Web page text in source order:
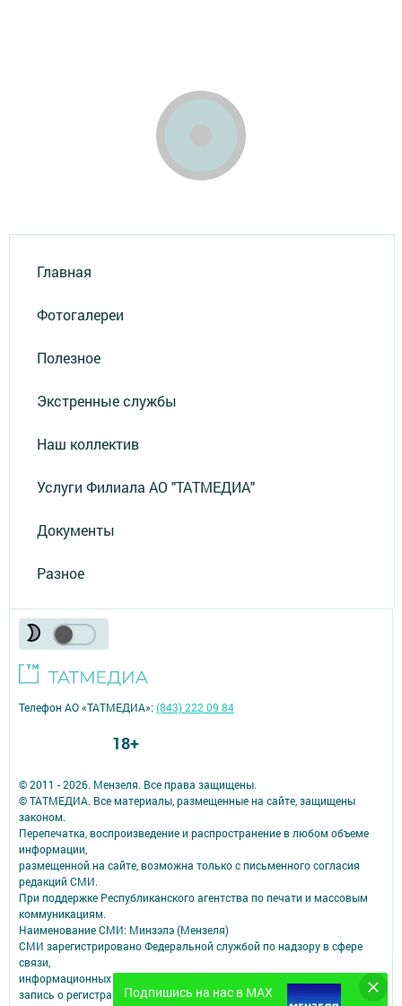
Главная
Фотогалереи
Полезное
Экстренные службы
Наш коллектив
Услуги Филиала АО "ТАТМЕДИА"
Документы
Разное
Подпишись на нас в MAX
© 2011 - 2026. Мензеля. Все права защищены.
© ТАТМЕДИА. Все материалы, размещенные на сайте, защищены
законом.
Перепечатка, воспроизведение и распространение в любом объеме
информации,
размещенной на сайте, возможна только с письменного согласия
редакций СМИ.
При поддержке Республиканского агентства по печати и массовым
коммуникациям.
Наименование СМИ: Минзэлэ (Мензеля)
СМИ зарегистрировано Федеральной службой по надзору в сфере
связи,
информационных технологий и массовых коммуникаций
запись о регистрации СМИ ЭЛ № ФС 77 - 47617 от 06.12.2011
Телефон АО «ТАТМЕДИА»:(843) 222 09 84
18+